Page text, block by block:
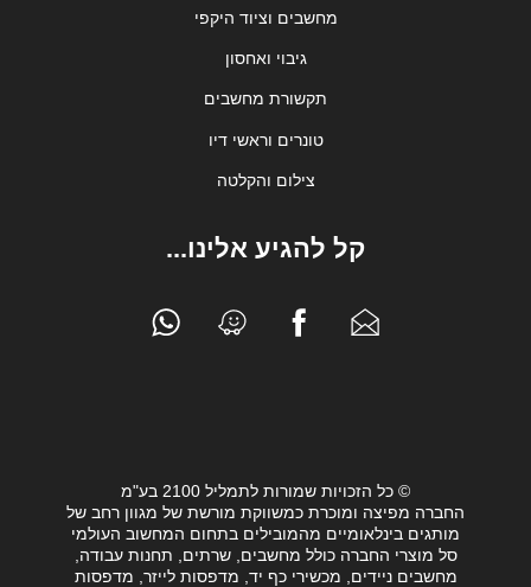
מחשבים וציוד היקפי
גיבוי ואחסון
תקשורת מחשבים
טונרים וראשי דיו
צילום והקלטה
קל להגיע אלינו...
© כל הזכויות שמורות לתמליל 2100 בע"מ
החברה מפיצה ומוכרת כמשווקת מורשת של מגוון רחב של
מותגים בינלאומיים מהמובילים בתחום המחשוב העולמי
סל מוצרי החברה כולל מחשבים, שרתים, תחנות עבודה,
מחשבים ניידים, מכשירי כף יד, מדפסות לייזר, מדפסות